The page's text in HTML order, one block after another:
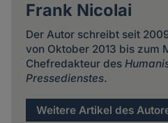
Frank Nicolai
Der Autor schreibt seit
von Oktober 2013 bis zum
Chefredakteur des
Pressedienstes.
Weitere Artikel des